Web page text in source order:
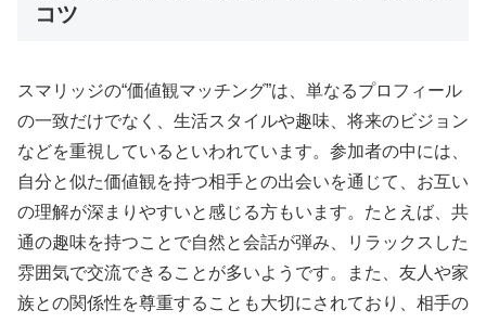
コツ
スマリッジの“価値観マッチング”は、単なるプロフィール
の一致だけでなく、生活スタイルや趣味、将来のビジョン
などを重視しているといわれています。参加者の中には、
自分と似た価値観を持つ相手との出会いを通じて、お互い
の理解が深まりやすいと感じる方もいます。たとえば、共
通の趣味を持つことで自然と会話が弾み、リラックスした
雰囲気で交流できることが多いようです。また、友人や家
族との関係性を尊重することも大切にされており、相手の